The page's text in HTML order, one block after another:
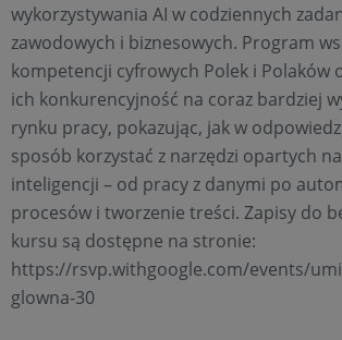
wykorzystywania AI w codziennych
zawodowych i biznesowych. Program
kompetencji cyfrowych Polek i Polaków
ich konkurencyjność na coraz bardziej
rynku pracy, pokazując, jak w
sposób korzystać z narzędzi opartych
inteligencji – od pracy z danymi po
procesów i tworzenie treści. Zapisy do
kursu są dostępne na stronie:
https://rsvp.withgoogle.com/events/
glowna-30